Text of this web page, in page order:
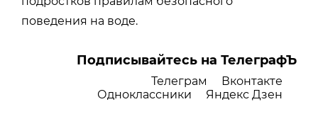
поведения на воде.
Подписывайтесь на ТелеграфЪ
Телеграм
Вконтакте
Одноклассники
Яндекс Дзен